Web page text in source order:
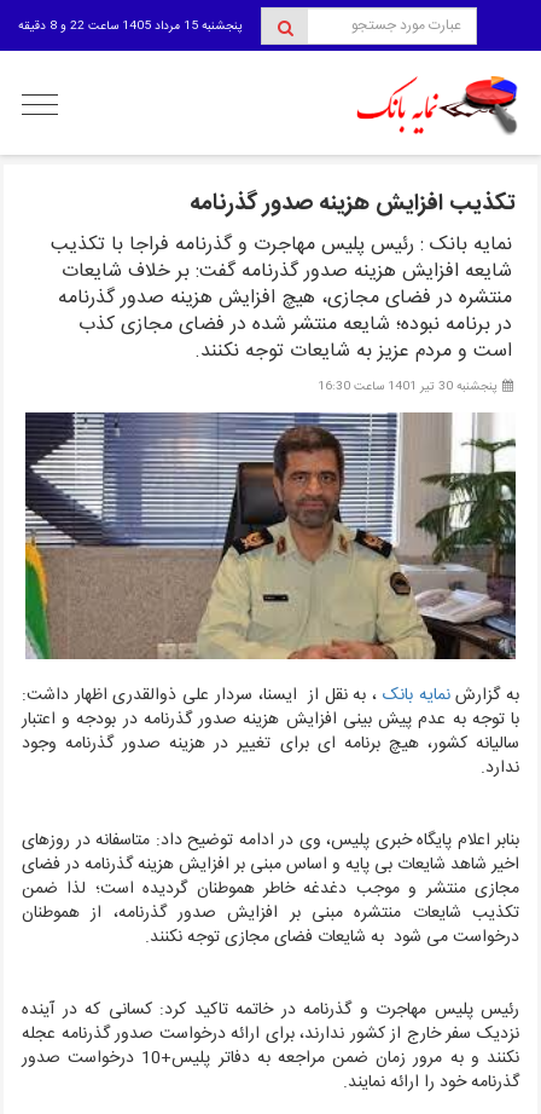
پنجشنبه 15 مرداد 1405 ساعت 22 و 8 دقیقه
منوی
تکذیب افزایش هزینه صدور گذرنامه
نمایه بانک : رئیس پلیس مهاجرت و گذرنامه فراجا با تکذیب
شایعه افزایش هزینه صدور گذرنامه گفت: بر خلاف شایعات
منتشره در فضای مجازی، هیچ افزایش هزینه صدور گذرنامه
در برنامه نبوده؛ شایعه منتشر شده در فضای مجازی کذب
است و مردم عزیز به شایعات توجه نکنند.
پنجشنبه 30 تیر 1401 ساعت 16:30
به گزارشنمایه بانک، به نقل از ایسنا،سردار علی ذوالقدری اظهار داشت:
با توجه به عدم پیش بینی افزایش هزینه صدور گذرنامه در بودجه و اعتبار
سالیانه کشور، هیچ برنامه ای برای تغییر در هزینه صدور گذرنامه وجود
ندارد.
بنابر اعلام پایگاه خبری پلیس، وی در ادامه توضیح داد: متاسفانه در روزهای
اخیر شاهد شایعات بی پایه و اساس مبنی بر افزایش هزینه گذرنامه در فضای
مجازی منتشر و موجب دغدغه خاطر هموطنان گردیده است؛ لذا ضمن
تکذیب شایعات منتشره مبنی بر افزایش صدور گذرنامه، از هموطنان
درخواست می شود به شایعات فضای مجازی توجه نکنند.
رئیس پلیس مهاجرت و گذرنامه در خاتمه تاکید کرد: کسانی که در آینده
نزدیک سفر خارج از کشور ندارند، برای ارائه درخواست صدور گذرنامه عجله
نکنند و به مرور زمان ضمن مراجعه به دفاتر پلیس+10 درخواست صدور
گذرنامه خود را ارائه نمایند.